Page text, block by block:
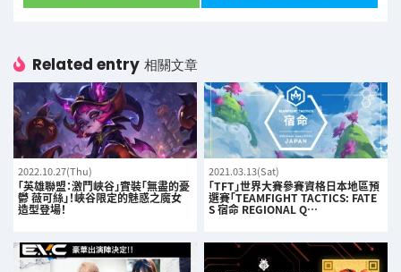
Related entry 相關文章
2022.10.27(Thu)
「英雄聯盟：激鬥峽谷」實裝「無盡的憂
鬱 薇可絲」！峽谷限定的魅惑之魔女
造型登場！
2021.03.13(Sat)
「TFT」世界大賽參賽資格日本地區預
選賽「TEAMFIGHT TACTICS: FATE
S 宿命 REGIONAL Q…